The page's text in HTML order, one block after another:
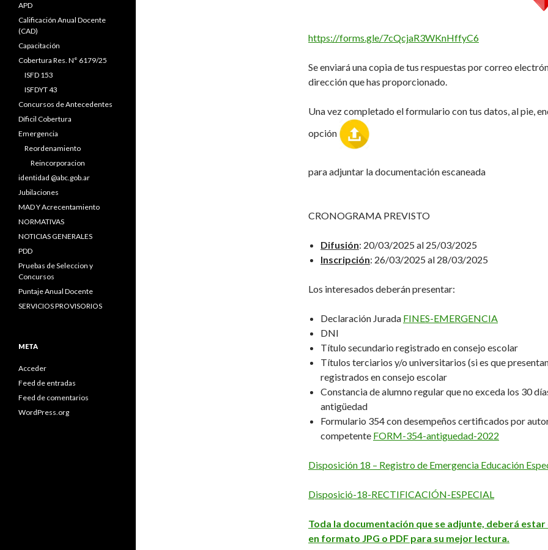
https://forms.gle/7cQcjaR3WKnHffyC6
Se enviará una copia de tus respuestas por correo
dirección que has proporcionado.
Una vez completado el formulario con tus datos, al pie,
opción
para adjuntar la documentación escaneada
CRONOGRAMA PREVISTO
Difusión: 20/03/2025 al 25/03/2025
Inscripción: 26/03/2025 al 28/03/2025
Los interesados deberán presentar:
Declaración Jurada FINES-EMERGENCIA
DNI
Título secundario registrado en consejo escolar
Títulos terciarios y/o universitarios (si es que
registrados en consejo escolar
Constancia de alumno regular que no exceda los 30
antigüedad
Formulario 354 con desempeños certificados por
competente FORM-354-antiguedad-2022
Disposición 18 – Registro de Emergencia Educación
Disposició-18-RECTIFICACIÓN-ESPECIAL
Toda la documentación que se adjunte, deberá estar
en formato JPG o PDF para su mejor lectura.
APD
Calificación Anual Docente
(CAD)
Capacitación
Cobertura Res. N° 6179/25
ISFD 153
ISFDYT 43
Concursos de Antecedentes
Díficil Cobertura
Emergencia
Reordenamiento
Reincorporacion
identidad @abc.gob.ar
Jubilaciones
MAD Y Acrecentamiento
NORMATIVAS
NOTICIAS GENERALES
PDD
Pruebas de Seleccion y
Concursos
Puntaje Anual Docente
SERVICIOS PROVISORIOS
META
Acceder
Feed de entradas
Feed de comentarios
WordPress.org